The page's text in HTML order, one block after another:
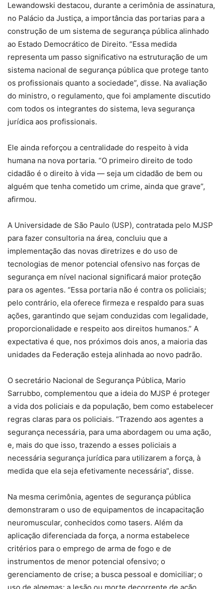
Lewandowski destacou, durante a cerimônia de assinatura,
no Palácio da Justiça, a importância das portarias para a
construção de um sistema de segurança pública alinhado
ao Estado Democrático de Direito. “Essa medida
representa um passo significativo na estruturação de um
sistema nacional de segurança pública que protege tanto
os profissionais quanto a sociedade”, disse. Na avaliação
do ministro, o regulamento, que foi amplamente discutido
com todos os integrantes do sistema, leva segurança
jurídica aos profissionais.
Ele ainda reforçou a centralidade do respeito à vida
humana na nova portaria. “O primeiro direito de todo
cidadão é o direito à vida — seja um cidadão de bem ou
alguém que tenha cometido um crime, ainda que grave”,
afirmou.
A Universidade de São Paulo (USP), contratada pelo MJSP
para fazer consultoria na área, concluiu que a
implementação das novas diretrizes e do uso de
tecnologias de menor potencial ofensivo nas forças de
segurança em nível nacional significará maior proteção
para os agentes. “Essa portaria não é contra os policiais;
pelo contrário, ela oferece firmeza e respaldo para suas
ações, garantindo que sejam conduzidas com legalidade,
proporcionalidade e respeito aos direitos humanos.” A
expectativa é que, nos próximos dois anos, a maioria das
unidades da Federação esteja alinhada ao novo padrão.
O secretário Nacional de Segurança Pública, Mario
Sarrubbo, complementou que a ideia do MJSP é proteger
a vida dos policiais e da população, bem como estabelecer
regras claras para os policiais. “Trazendo aos agentes a
segurança necessária, para uma abordagem ou uma ação,
e, mais do que isso, trazendo a esses policiais a
necessária segurança jurídica para utilizarem a força, à
medida que ela seja efetivamente necessária”, disse.
Na mesma cerimônia, agentes de segurança pública
demonstraram o uso de equipamentos de incapacitação
neuromuscular, conhecidos como tasers. Além da
aplicação diferenciada da força, a norma estabelece
critérios para o emprego de arma de fogo e de
instrumentos de menor potencial ofensivo; o
gerenciamento de crise; a busca pessoal e domiciliar; o